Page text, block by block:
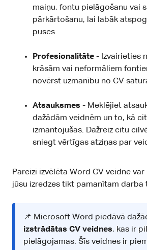
maiņu, fontu pielāgošanu vai
pārkārtošanu, lai labāk
puses.
Profesionalitāte - Izvairieties
krāsām vai neformāliem
novērst uzmanību no CV
Atsauksmes - Meklējiet
dažādām veidnēm un to, kā
izmantojušas. Dažreiz citu
sniegt vērtīgas atziņas par
Pareizi izvēlēta Word CV veidne
jūsu izredzes tikt pamanītam darba
📌 Microsoft Word piedāvā
izstrādātas CV veidnes, kas ir
pielāgojamas. Šīs veidnes ir